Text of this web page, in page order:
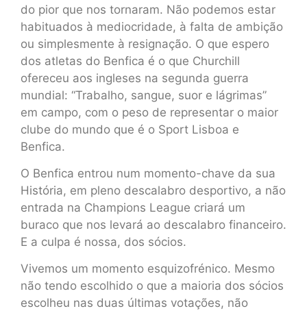
do pior que nos tornaram. Não podemos estar
habituados à mediocridade, à falta de ambição
ou simplesmente à resignação. O que espero
dos atletas do Benfica é o que Churchill
ofereceu aos ingleses na segunda guerra
mundial: “Trabalho, sangue, suor e lágrimas”
em campo, com o peso de representar o maior
clube do mundo que é o Sport Lisboa e
Benfica.
O Benfica entrou num momento-chave da sua
História, em pleno descalabro desportivo, a não
entrada na Champions League criará um
buraco que nos levará ao descalabro financeiro.
E a culpa é nossa, dos sócios.
Vivemos um momento esquizofrénico. Mesmo
não tendo escolhido o que a maioria dos sócios
escolheu nas duas últimas votações, não